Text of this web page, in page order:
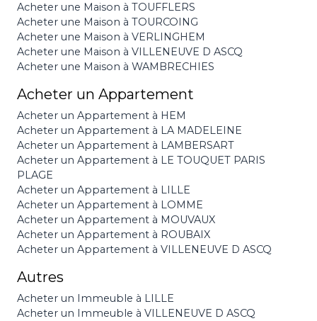
Acheter une Maison à TOUFFLERS
Acheter une Maison à TOURCOING
Acheter une Maison à VERLINGHEM
Acheter une Maison à VILLENEUVE D ASCQ
Acheter une Maison à WAMBRECHIES
Acheter un Appartement
Acheter un Appartement à HEM
Acheter un Appartement à LA MADELEINE
Acheter un Appartement à LAMBERSART
Acheter un Appartement à LE TOUQUET PARIS
PLAGE
Acheter un Appartement à LILLE
Acheter un Appartement à LOMME
Acheter un Appartement à MOUVAUX
Acheter un Appartement à ROUBAIX
Acheter un Appartement à VILLENEUVE D ASCQ
Autres
Acheter un Immeuble à LILLE
Acheter un Immeuble à VILLENEUVE D ASCQ